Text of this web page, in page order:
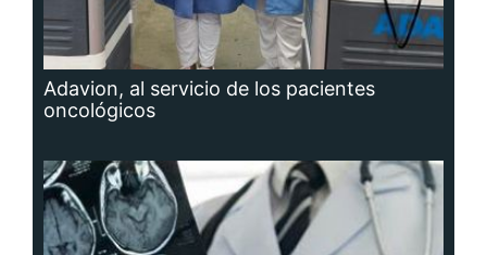
Adavion, al servicio de los pacientes
oncológicos